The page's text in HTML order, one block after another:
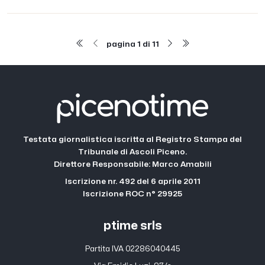
pagina 1 di 11
Testata giornalistica iscritta al Registro Stampa del
Tribunale di Ascoli Piceno.
Direttore Responsabile: Marco Amabili
Iscrizione nr. 492 del 6 aprile 2011
Iscrizione ROC n° 29925
ptime srls
Partita IVA 02286040445